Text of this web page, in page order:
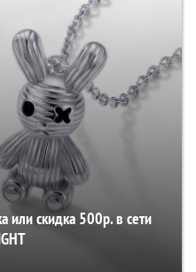
или скидка 500р. в сети